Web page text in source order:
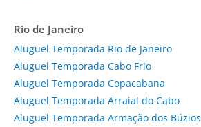
Rio de Janeiro
Aluguel Temporada Rio de Janeiro
Aluguel Temporada Cabo Frio
Aluguel Temporada Copacabana
Aluguel Temporada Arraial do Cabo
Aluguel Temporada Armação dos Búzios